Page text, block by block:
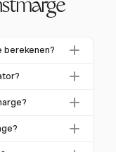
berekenen?
is
de
voer je
zoals
De